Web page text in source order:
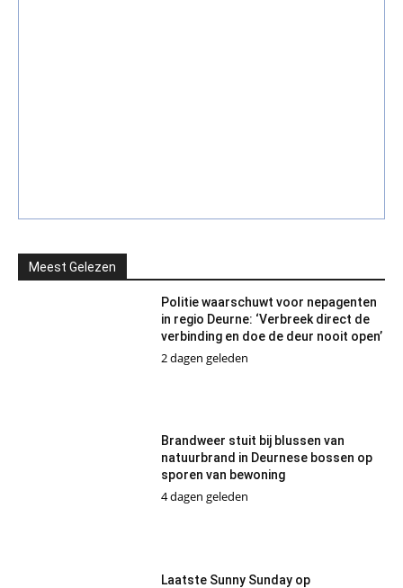
Meest Gelezen
Politie waarschuwt voor nepagenten
in regio Deurne: ‘Verbreek direct de
verbinding en doe de deur nooit open’
2 dagen geleden
Brandweer stuit bij blussen van
natuurbrand in Deurnese bossen op
sporen van bewoning
4 dagen geleden
Laatste Sunny Sunday op